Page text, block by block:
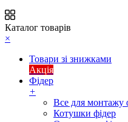
Каталог товарів
×
Товари зі знижками
Акція
Фідер
+
Все для монтажу
Котушки фідер